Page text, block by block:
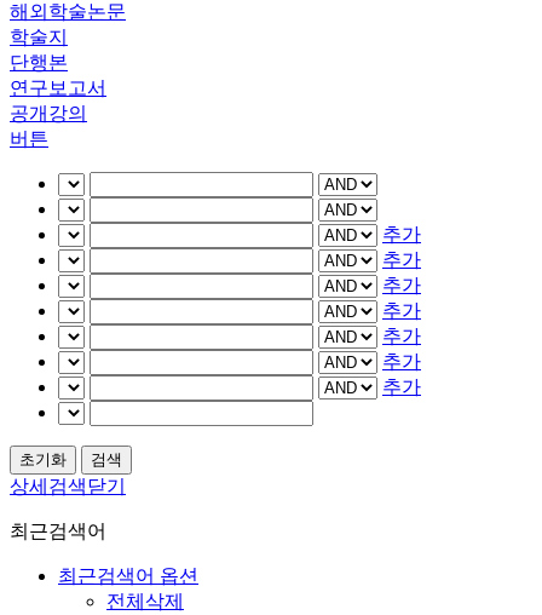
해외학술논문
학술지
단행본
연구보고서
공개강의
버튼
추가
추가
추가
추가
추가
추가
추가
상세검색닫기
최근검색어
최근검색어 옵션
전체삭제